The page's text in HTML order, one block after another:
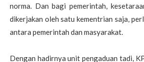
norma. Dan bagi pemerintah,
dikerjakan oleh satu kementrian saja,
antara pemerintah dan masyarakat.
Dengan hadirnya unit pengaduan tadi,